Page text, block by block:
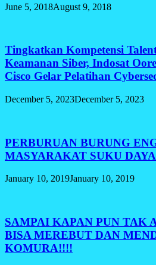
June 5, 2018August 9, 2018
Tingkatkan Kompetensi
Keamanan Siber, Indosat
Cisco Gelar Pelatihan
December 5, 2023December 5, 2023
PERBURUAN BURUNG
MASYARAKAT SUKU
January 10, 2019January 10, 2019
SAMPAI KAPAN PUN TAK
BISA MEREBUT DAN
KOMURA!!!!